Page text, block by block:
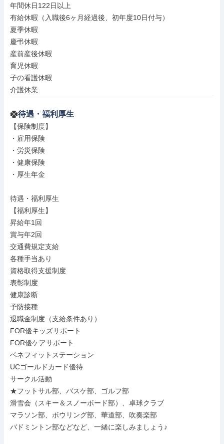
年間休日122日以上
有給休暇（入職後6ヶ月経過後、初年度10日付与）
夏季休暇
慶弔休暇
産前産後休暇
育児休暇
子の看護休暇
介護休業
待遇・福利厚生
【保険制度】
・雇用保険
・労災保険
・健康保険
・厚生年金
待遇・福利厚生
【福利厚生】
昇給年1回
賞与年2回
交通費規定支給
各種手当あり
資格取得支援制度
表彰制度
健康診断
予防接種
退職金制度（支給条件あり）
FOR優キッズサポート
FOR優ケアサポート
ベネフィットステーション
UCゴールドカード優待
サークル活動
★フットサル部、バスケ部、ゴルフ部
滑雪会（スキー＆スノーボード部）、卓球クラブ
マラソン部、ボウリング部、華道部、吹奏楽部
バドミントン部などなど、一緒に楽しみましょう♪